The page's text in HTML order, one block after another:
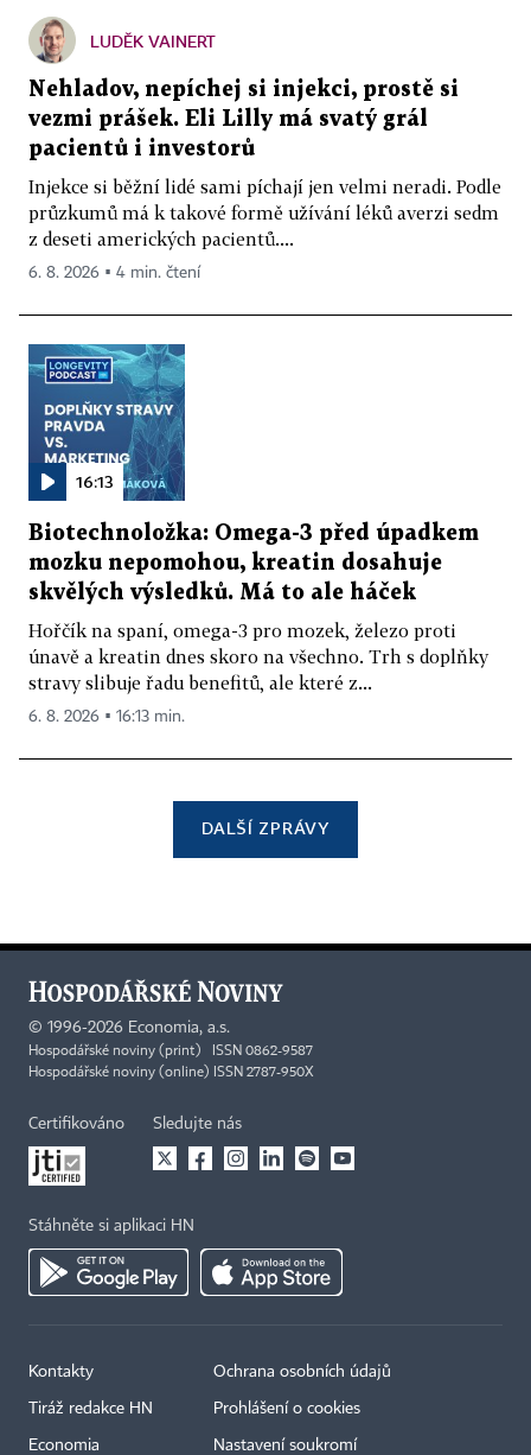
LUDĚK VAINERT
Nehladov, nepíchej si injekci, prostě si
vezmi prášek. Eli Lilly má svatý grál
pacientů i investorů
Injekce si běžní lidé sami píchají jen velmi neradi. Podle
průzkumů má k takové formě užívání léků averzi sedm
z deseti amerických pacientů....
6. 8. 2026 ▪ 4 min. čtení
16:13
Biotechnoložka: Omega-3 před úpadkem
mozku nepomohou, kreatin dosahuje
skvělých výsledků. Má to ale háček
Hořčík na spaní, omega-3 pro mozek, železo proti
únavě a kreatin dnes skoro na všechno. Trh s doplňky
stravy slibuje řadu benefitů, ale které z...
6. 8. 2026 ▪ 16:13 min.
DALŠÍ ZPRÁVY
© 1996-2026 Economia, a.s.
Hospodářské noviny (print) ISSN 0862-9587
Hospodářské noviny (online) ISSN 2787-950X
Certifikováno Sledujte nás
Stáhněte si aplikaci HN
Kontakty
Tiráž redakce HN
Economia
Ochrana osobních údajů
Prohlášení o cookies
Nastavení soukromí